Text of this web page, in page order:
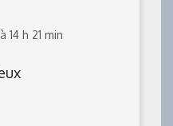
14 h 21 min